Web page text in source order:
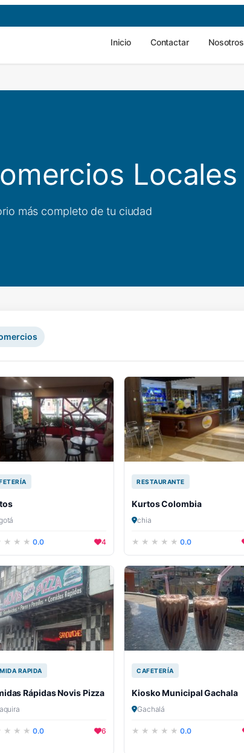
Inicio Contactar Nosotros
Locales
más completo de tu ciudad
0.0 4
RESTAURANTE
Kurtos Colombia
chia
0.0
RAPIDA
Rápidas Novis Pizza
0.0 6
CAFETERÍA
Kiosko Municipal Gachala
Gachalá
0.0